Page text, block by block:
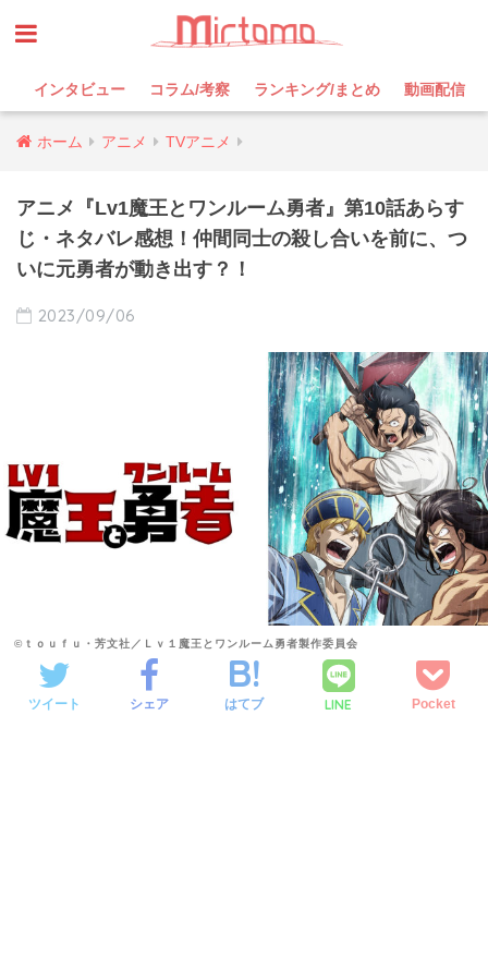
インタビュー コラム/考察 ランキング/まとめ 動画配信
ホーム アニメ TVアニメ
アニメ『Lv1魔王とワンルーム勇者』第10話あらす
じ・ネタバレ感想！仲間同士の殺し合いを前に、つ
いに元勇者が動き出す？！
2023/09/06
©ｔｏｕｆｕ・芳文社／Ｌｖ１魔王とワンルーム勇者製作委員会
ツイート シェア はてブ LINE Pocket